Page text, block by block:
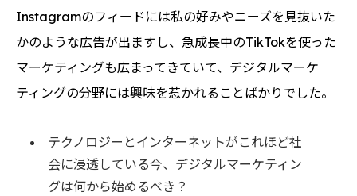
Instagramのフィードには私の好みやニーズを見抜いた
かのような広告が出ますし、急成長中のTikTokを使った
マーケティングも広まってきていて、デジタルマーケ
ティングの分野には興味を惹かれることばかりでした。
テクノロジーとインターネットがこれほど社
会に浸透している今、デジタルマーケティン
グは何から始めるべき？